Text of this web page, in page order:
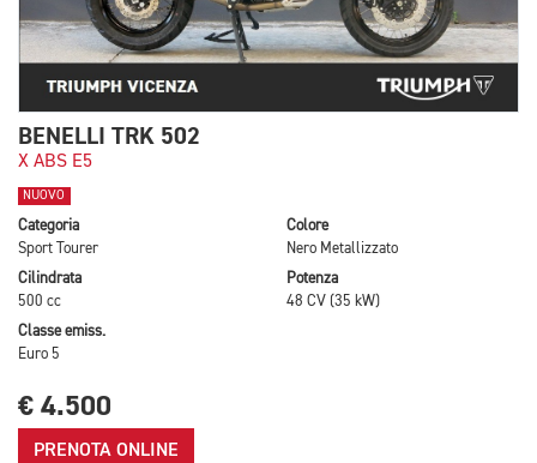
BENELLI TRK 502
X ABS E5
NUOVO
Categoria
Sport Tourer
Colore
Nero Metallizzato
Cilindrata
500 cc
Potenza
48 CV (35 kW)
Classe emiss.
Euro 5
€ 4.500
PRENOTA ONLINE